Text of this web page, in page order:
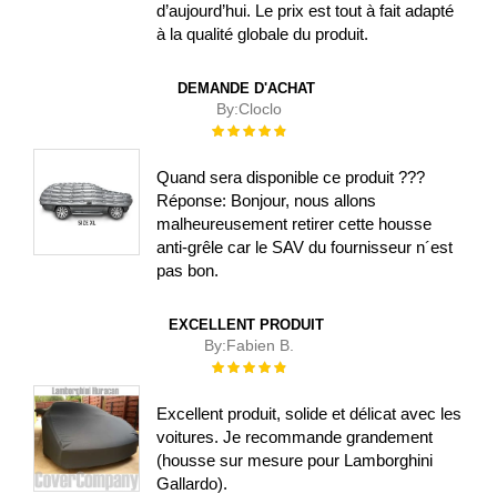
d’aujourd’hui. Le prix est tout à fait adapté
à la qualité globale du produit.
DEMANDE D'ACHAT
By:Cloclo
Évaluation :
Quand sera disponible ce produit ???
Réponse: Bonjour, nous allons
malheureusement retirer cette housse
anti-grêle car le SAV du fournisseur n´est
pas bon.
EXCELLENT PRODUIT
By:Fabien B.
Évaluation :
Excellent produit, solide et délicat avec les
voitures. Je recommande grandement
(housse sur mesure pour Lamborghini
Gallardo).